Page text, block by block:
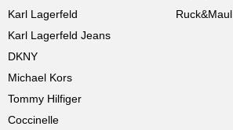
Karl Lagerfeld
Karl Lagerfeld Jeans
DKNY
Michael Kors
Tommy Hilfiger
Coccinelle
Ruck&Maul